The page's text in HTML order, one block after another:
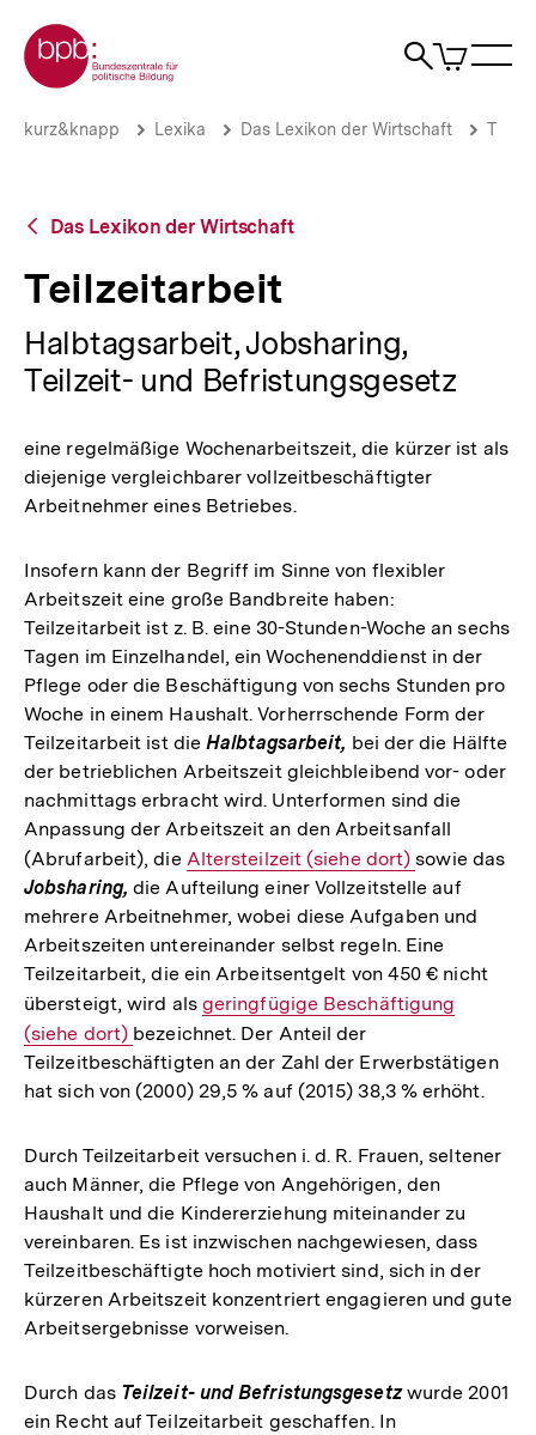
zum
Seiteninhalt
springen
Zur Startseite der bpb
Suche
Artikel
im
Teilzeitarbeit
Brotkrümelnavigation
Pfadnavigation
kurz&knapp Lexika Das Lexikon der Wirtschaft T
Zurück
Übersicht
Das Lexikon der Wirtschaft
Teilzeitarbeit
Halbtagsarbeit, Jobsharing,
Teilzeit- und Befristungsgesetz
eine regelmäßige Wochenarbeitszeit, die kürzer ist als
diejenige vergleichbarer vollzeitbeschäftigter
Arbeitnehmer eines Betriebes.
Insofern kann der Begriff im Sinne von flexibler
Arbeitszeit eine große Bandbreite haben:
Teilzeitarbeit ist z. B. eine 30-Stunden-Woche an sechs
Tagen im Einzelhandel, ein Wochenenddienst in der
Pflege oder die Beschäftigung von sechs Stunden pro
Woche in einem Haushalt. Vorherrschende Form der
Teilzeitarbeit ist dieHalbtagsarbeit, bei der die Hälfte
der betrieblichen Arbeitszeit gleichbleibend vor- oder
nachmittags erbracht wird. Unterformen sind die
Anpassung der Arbeitszeit an den Arbeitsanfall
(Abrufarbeit), die Interner
Link:
Altersteilzeit (siehe dort)sowie das
Jobsharing, die Aufteilung einer Vollzeitstelle auf
mehrere Arbeitnehmer, wobei diese Aufgaben und
Arbeitszeiten untereinander selbst regeln. Eine
Teilzeitarbeit, die ein Arbeitsentgelt von 450 € nicht
übersteigt, wird als Interner
Link:
geringfügige Beschäftigung
(siehe dort) bezeichnet. Der Anteil der
Teilzeitbeschäftigten an der Zahl der Erwerbstätigen
hat sich von (2000) 29,5 % auf (2015) 38,3 % erhöht.
Durch Teilzeitarbeit versuchen i. d. R. Frauen, seltener
auch Männer, die Pflege von Angehörigen, den
Haushalt und die Kindererziehung miteinander zu
vereinbaren. Es ist inzwischen nachgewiesen, dass
Teilzeitbeschäftigte hoch motiviert sind, sich in der
kürzeren Arbeitszeit konzentriert engagieren und gute
Arbeitsergebnisse vorweisen.
Durch das Teilzeit- und Befristungsgesetzwurde 2001
ein Recht auf Teilzeitarbeit geschaffen. In